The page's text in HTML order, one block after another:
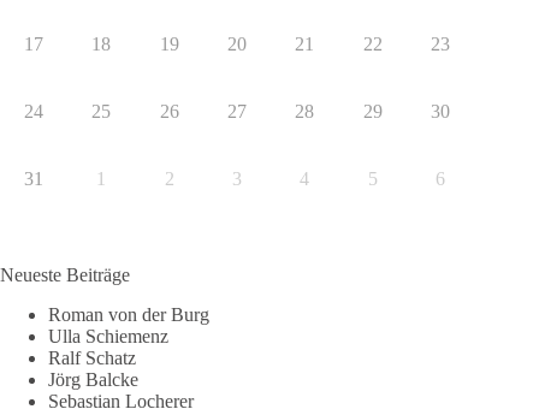
17 18 19 20 21 22 23
24 25 26 27 28 29 30
31 1 2 3 4 5 6
Neueste Beiträge
Roman von der Burg
Ulla Schiemenz
Ralf Schatz
Jörg Balcke
Sebastian Locherer